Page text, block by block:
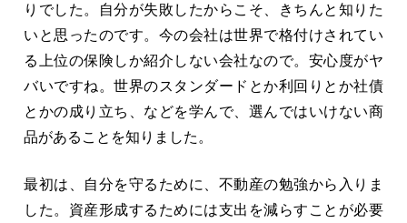
りでした。自分が失敗したからこそ、きちんと知りた
いと思ったのです。今の会社は世界で格付けされてい
る上位の保険しか紹介しない会社なので。安心度がヤ
バいですね。世界のスタンダードとか利回りとか社債
とかの成り立ち、などを学んで、選んではいけない商
品があることを知りました。
最初は、自分を守るために、不動産の勉強から入りま
した。資産形成するためには支出を減らすことが必要